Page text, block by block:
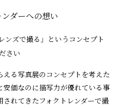
ダーへの想い
ンズで撮る」というコンセプト
さい
る写真展のコンセプトを考えた
価なのに描写力が優れている事
れてきたフォクトレンダーで撮